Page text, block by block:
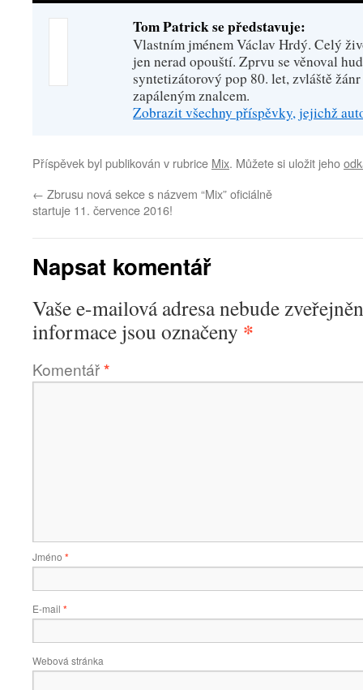
Tom Patrick se představuje:
Vlastním jménem Václav Hrdý. Celý
jen nerad opouští. Zprvu se věnoval
syntetizátorový pop 80. let, zvláště
zapáleným znalcem.
Zobrazit všechny příspěvky, jejichž
Příspěvek byl publikován v rubrice Mix. Můžete si uložit jeho
← Zbrusu nová sekce s názvem “Mix” oficiálně
startuje 11. července 2016!
Napsat komentář
Vaše e-mailová adresa nebude
informace jsou označeny *
Komentář*
Jméno *
E-mail *
Webová stránka